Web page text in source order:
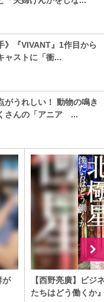
》『VIVANT』1作目から
ャストに「衝...
がうれしい！ 動物の鳴き
さんの「アニア ...
が
【西野亮廣】ビ
たちはどう働くか